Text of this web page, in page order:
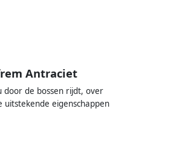
Antraciet
door de bossen rijdt, over
eigenschappen